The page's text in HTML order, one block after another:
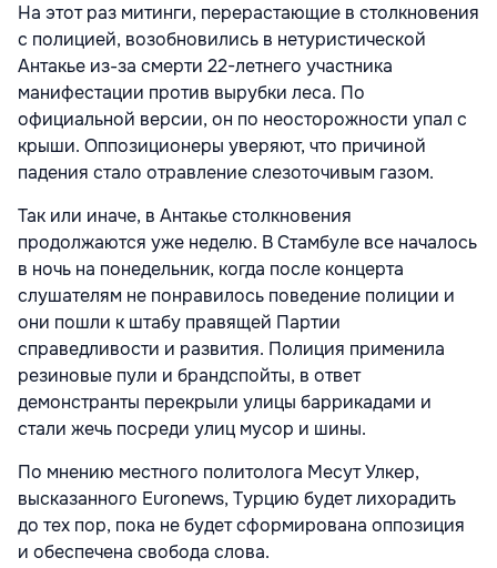
На этот раз митинги, перерастающие в столкновения
с полицией, возобновились в нетуристической
Антакье из-за смерти 22-летнего участника
манифестации против вырубки леса. По
официальной версии, он по неосторожности упал с
крыши. Оппозиционеры уверяют, что причиной
падения стало отравление слезоточивым газом.
Так или иначе, в Антакье столкновения
продолжаются уже неделю. В Стамбуле все началось
в ночь на понедельник, когда после концерта
слушателям не понравилось поведение полиции и
они пошли к штабу правящей Партии
справедливости и развития. Полиция применила
резиновые пули и брандспойты, в ответ
демонстранты перекрыли улицы баррикадами и
стали жечь посреди улиц мусор и шины.
По мнению местного политолога Месут Улкер,
высказанного Euronews, Турцию будет лихорадить
до тех пор, пока не будет сформирована оппозиция
и обеспечена свобода слова.